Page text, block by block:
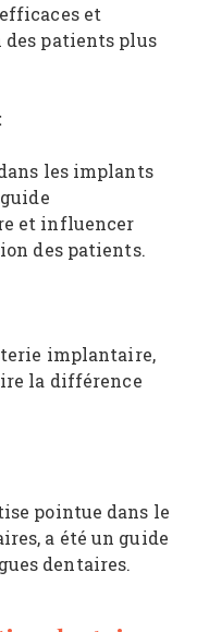
et
des patients plus
les implants
et influencer
des patients.
implantaire,
la différence
pointue dans le
a été un guide
dentaires.